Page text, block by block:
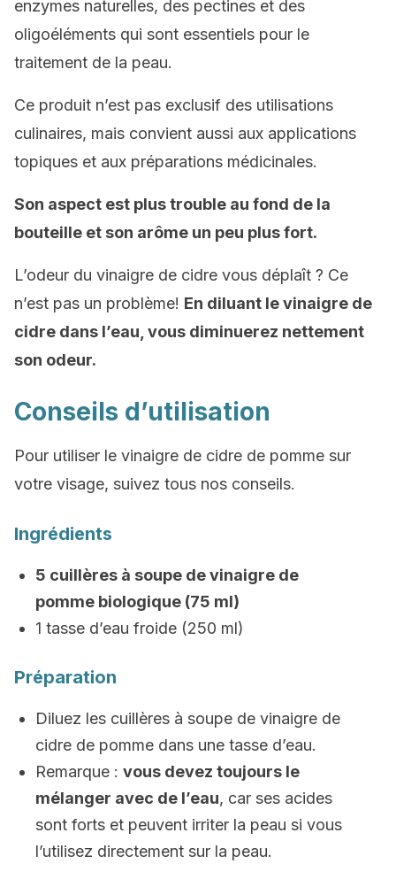
enzymes naturelles, des pectines et des
oligoéléments qui sont essentiels pour le
traitement de la peau.
Ce produit n’est pas exclusif des utilisations
culinaires, mais convient aussi aux applications
topiques et aux préparations médicinales.
Son aspect est plus trouble au fond de la
bouteille et son arôme un peu plus fort.
L’odeur du vinaigre de cidre vous déplaît ? Ce
n’est pas un problème! En diluant le vinaigre de
cidre dans l’eau, vous diminuerez nettement
son odeur.
Conseils d’utilisation
Pour utiliser le vinaigre de cidre de pomme sur
votre visage, suivez tous nos conseils.
Ingrédients
5 cuillères à soupe de vinaigre de
pomme biologique (75 ml)
1 tasse d’eau froide (250 ml)
Préparation
Diluez les cuillères à soupe de vinaigre de
cidre de pomme dans une tasse d’eau.
Remarque : vous devez toujours le
mélanger avec de l’eau, car ses acides
sont forts et peuvent irriter la peau si vous
l’utilisez directement sur la peau.